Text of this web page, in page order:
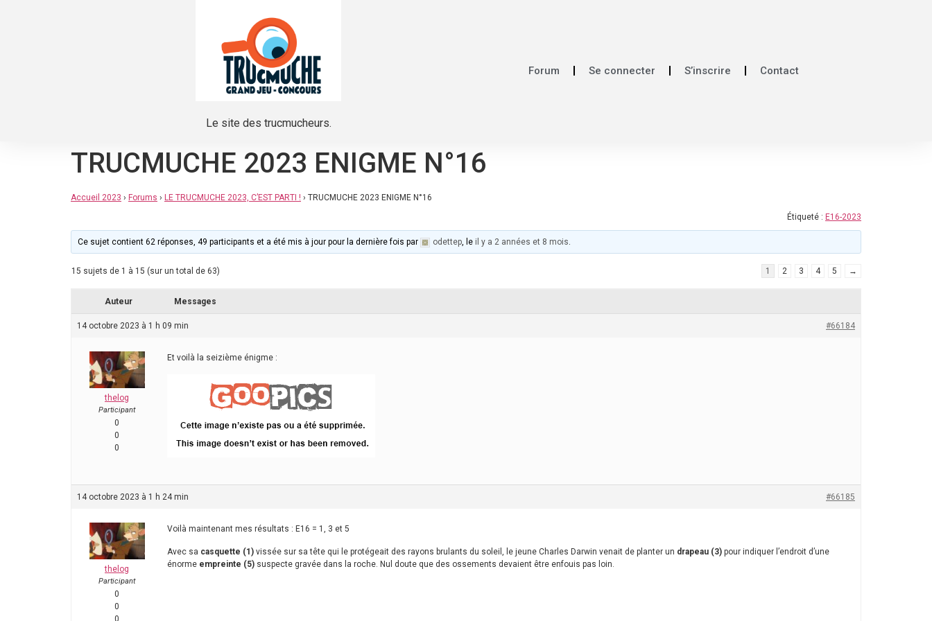
Le site des trucmucheurs.
Forum Se connecter S’inscrire Contact
TRUCMUCHE 2023 ENIGME N°16
Accueil 2023 › Forums › LE TRUCMUCHE 2023, C’EST PARTI ! › TRUCMUCHE 2023 ENIGME N°16
Étiqueté : E16-2023
Ce sujet contient 62 réponses, 49 participants et a été mis à jour pour la dernière fois par odettep, le il y a 2 années et 8 mois.
15 sujets de 1 à 15 (sur un total de 63) 1 2 3 4 5 →
Auteur Messages
14 octobre 2023 à 1 h 09 min #66184
thelog
Participant
0
0
0
Et voilà la seizième énigme :
14 octobre 2023 à 1 h 24 min #66185
thelog
Participant
0
0
0
Voilà maintenant mes résultats : E16 = 1, 3 et 5
Avec sa casquette (1) vissée sur sa tête qui le protégeait des rayons brulants du soleil, le jeune Charles Darwin venait de planter un drapeau (3) pour indiquer l’endroit d’une
énorme empreinte (5) suspecte gravée dans la roche. Nul doute que des ossements devaient être enfouis pas loin.